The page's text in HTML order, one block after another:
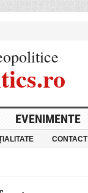
EVENIMENTE
CONTACT